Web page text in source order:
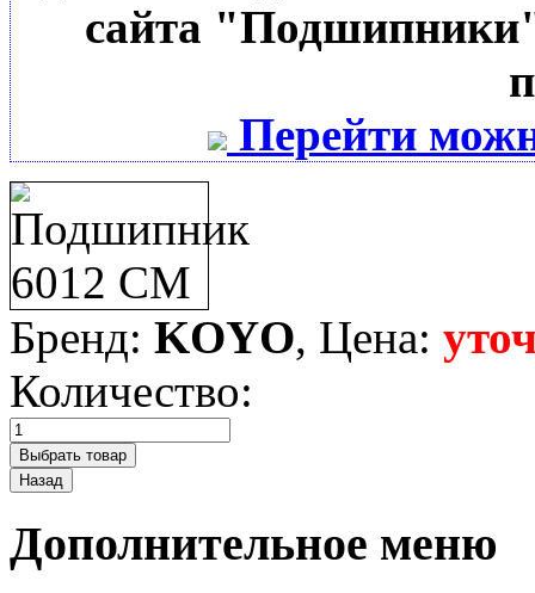
сайта
Перейти
Бренд: KOYO, Цена:
Количество:
Дополнительное меню